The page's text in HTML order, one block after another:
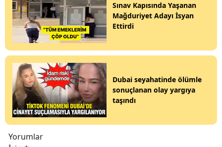
Sınav Kapısında Yaşanan
Mağduriyet Adayı İsyan
Ettirdi
Dubai seyahatinde ölümle
sonuçlanan olay yargıya
taşındı
Yorumlar